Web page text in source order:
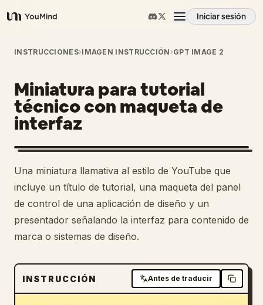
YouMind
Iniciar sesión
Resumen
Casos de uso
Habilidades
Prompts
Precios
Descargar
Blog
INSTRUCCIONES›IMAGEN INSTRUCCIÓN ›GPT IMAGE 2
Miniatura para tutorial
técnico con maqueta de
interfaz
Una miniatura llamativa al estilo de YouTube que
incluye un título de tutorial, una maqueta del panel
de control de una aplicación de diseño y un
presentador señalando la interfaz para contenido de
marca o sistemas de diseño.
INSTRUCCIÓN Antes de traducir